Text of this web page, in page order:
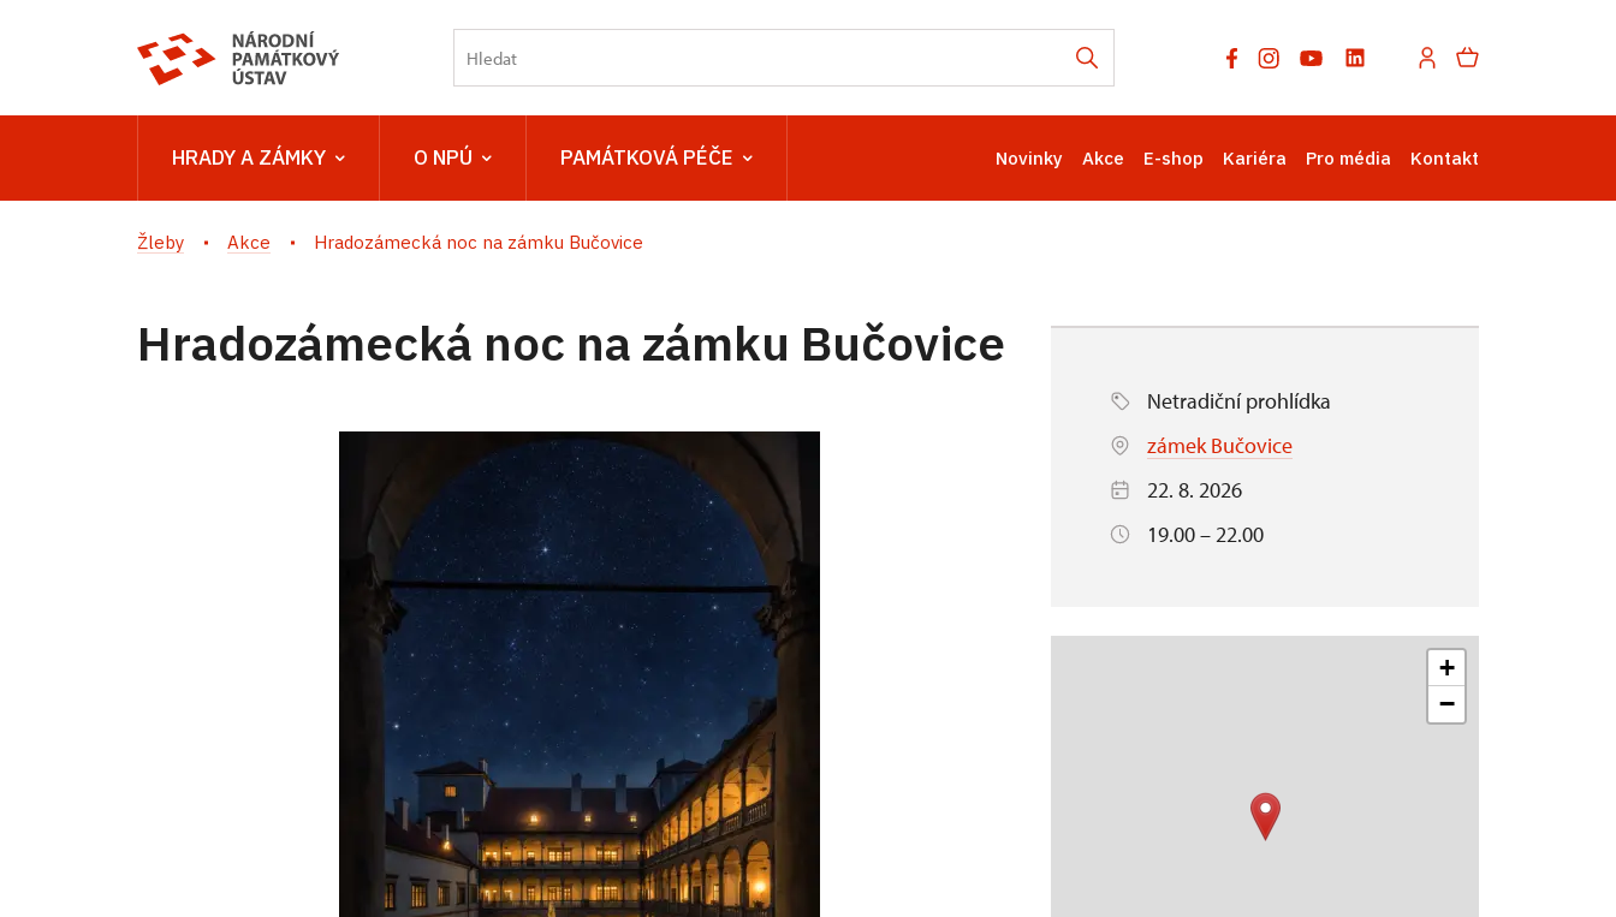
HRADY A ZÁMKY O NPÚ PAMÁTKOVÁ PÉČE Novinky Akce E-shop Kariéra Pro média Kontakt
Žleby Akce Hradozámecká noc na zámku Bučovice
Hradozámecká noc na zámku Bučovice
Netradiční prohlídka
zámek Bučovice
22. 8. 2026
19.00 – 22.00
+
−